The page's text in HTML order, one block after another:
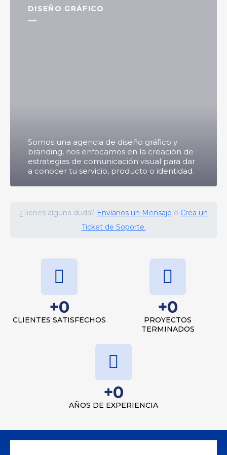
DISEÑO GRÁFICO
Somos una agencia de diseño gráfico y
branding, nos enfocamos en la creación de
estrategias de comunicación visual para dar
a conocer tu servicio, producto o identidad.
¿Tienes alguna duda? Envíanos un Mensaje o Crea un
Ticket de Soporte.
CLIENTES SATISFECHOS
+0
PROYECTOS
TERMINADOS
+0
AÑOS DE EXPERIENCIA
+0